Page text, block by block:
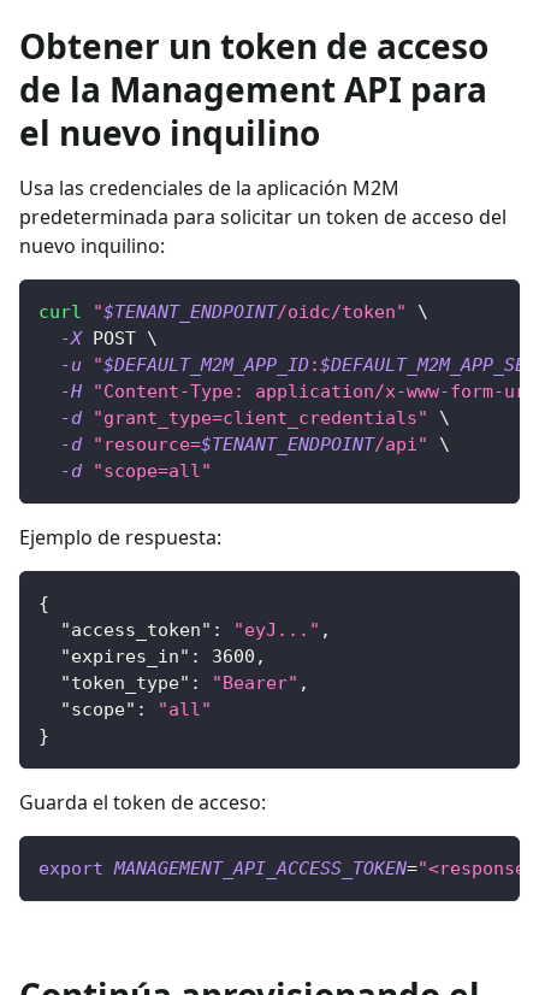
Obtener un token de acceso
de la Management API para
el nuevo inquilino
Usa las credenciales de la aplicación M2M
predeterminada para solicitar un token de acceso del
nuevo inquilino:
curl "$TENANT_ENDPOINT/oidc/token"
\
-X POST \
-u
"$DEFAULT_M2M_APP_ID:
-H
"Content-Type: application/x-www-form-
-d
"grant_type=client_credentials"
\
-d
"resource=$TENANT_ENDPOINT/api"
\
-d
"scope=all"
Ejemplo de respuesta:
{
"access_token" : "eyJ..." ,
"expires_in" : 3600 ,
"token_type" : "Bearer" ,
"scope" :
"all"
}
Guarda el token de acceso:
export MANAGEMENT_API_ACCESS_TOKEN=